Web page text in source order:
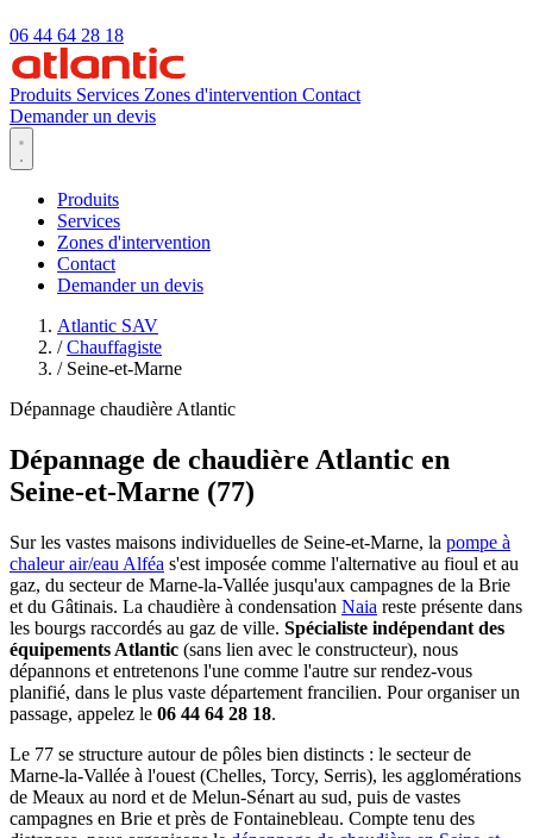
06 44 64 28 18
Produits Services Zones d'intervention Contact
Demander un devis
Produits
Services
Zones d'intervention
Contact
Demander un devis
Atlantic SAV
/ Chauffagiste
/ Seine-et-Marne
Dépannage chaudière Atlantic
Dépannage de chaudière Atlantic en
Seine-et-Marne (77)
Sur les vastes maisons individuelles de Seine-et-Marne, la pompe à
chaleur air/eau Alféa s'est imposée comme l'alternative au fioul et au
gaz, du secteur de Marne-la-Vallée jusqu'aux campagnes de la Brie
et du Gâtinais. La chaudière à condensation Naia reste présente dans
les bourgs raccordés au gaz de ville. Spécialiste indépendant des
équipements Atlantic (sans lien avec le constructeur), nous
dépannons et entretenons l'une comme l'autre sur rendez-vous
planifié, dans le plus vaste département francilien. Pour organiser un
passage, appelez le 06 44 64 28 18.
Le 77 se structure autour de pôles bien distincts : le secteur de
Marne-la-Vallée à l'ouest (Chelles, Torcy, Serris), les agglomérations
de Meaux au nord et de Melun-Sénart au sud, puis de vastes
campagnes en Brie et près de Fontainebleau. Compte tenu des